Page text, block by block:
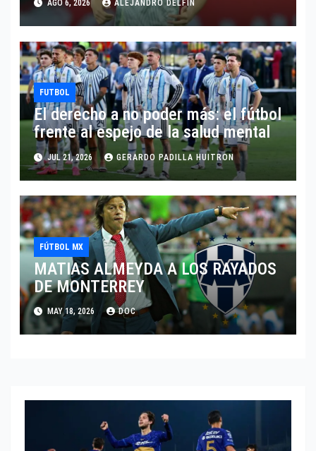
AGO 6, 2026 ALEJANDRO DELFIN
FUTBOL
El derecho a no poder más: el fútbol
frente al espejo de la salud mental
JUL 21, 2026 GERARDO PADILLA HUITRON
FÚTBOL MX
MATIAS ALMEYDA A LOS RAYADOS
DE MONTERREY
MAY 18, 2026 DOC